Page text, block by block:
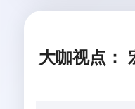
大咖视点：